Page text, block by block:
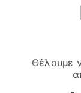
Θέλουμε